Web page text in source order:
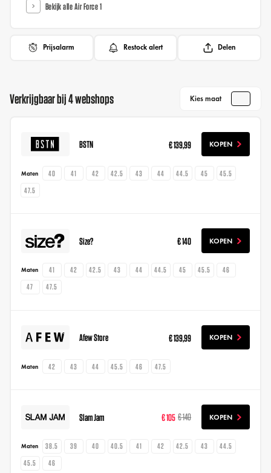
Bekijk alle Air Force 1
Prijsalarm Restock alert Delen
Verkrijgbaar bij 4 webshops Kies maat
BSTN € 139,99 KOPEN
Maten 40 41 42 42.5 43 44 44.5 45
45.5
47.5
Size? € 140 KOPEN
Maten 41 42 42.5 43 44 44.5 45 45.5
46
47
47.5
Afew Store € 139,99 KOPEN
Maten 42 43 44 45.5 46 47.5
Slam Jam € 105 € 140 KOPEN
Maten 38.5 39 40 40.5 41 42 42.5 43
44.5
45.5
46